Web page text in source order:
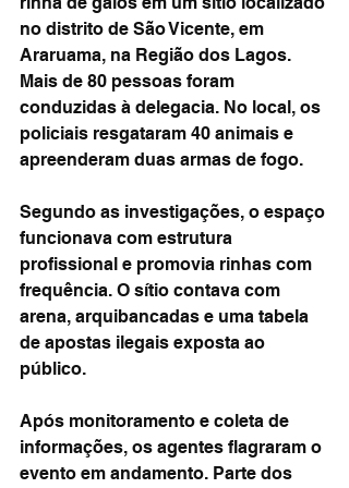
no distrito de São Vicente, em
Araruama, na Região dos Lagos.
Mais de 80 pessoas foram
conduzidas à delegacia. No local, os
policiais resgataram 40 animais e
apreenderam duas armas de fogo.
Segundo as investigações, o espaço
funcionava com estrutura
profissional e promovia rinhas com
frequência. O sítio contava com
arena, arquibancadas e uma tabela
de apostas ilegais exposta ao
público.
Após monitoramento e coleta de
informações, os agentes flagraram o
evento em andamento. Parte dos